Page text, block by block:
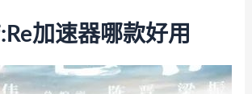
加速器哪款好用